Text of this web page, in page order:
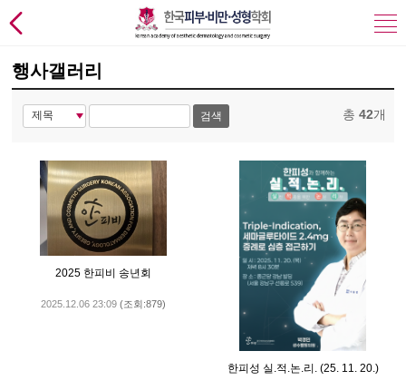
행사갤러리
검색 총 42개
2025 한피비 송년회
2025.12.06 23:09(조회:879)
한피성 실.적.논.리. (25. 11. 20.)